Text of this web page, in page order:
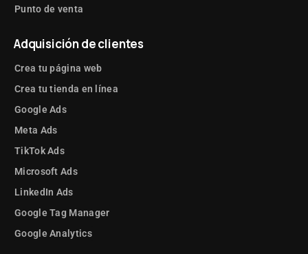
Punto de venta
Adquisición de clientes
Crea tu página web
Crea tu tienda en línea
Google Ads
Meta Ads
TikTok Ads
Microsoft Ads
LinkedIn Ads
Google Tag Manager
Google Analytics